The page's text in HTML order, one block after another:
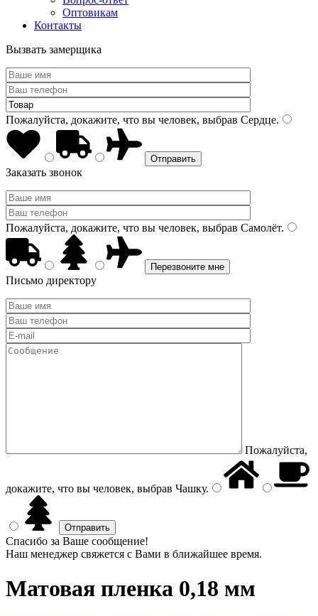
Оптовикам
Контакты
Вызвать замерщика
Пожалуйста, докажите, что вы человек, выбрав Сердце.
Заказать звонок
Пожалуйста, докажите, что вы человек, выбрав Самолёт.
Письмо директору
Пожалуйста,
докажите, что вы человек, выбрав Чашку.
Спасибо за Ваше сообщение!
Наш менеджер свяжется с Вами в ближайшее время.
Матовая пленка 0,18 мм